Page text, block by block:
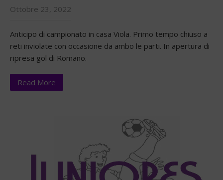
Ottobre 23, 2022
Anticipo di campionato in casa Viola. Primo tempo chiuso a
reti inviolate con occasione da ambo le parti. In apertura di
ripresa gol di Romano.
Read More